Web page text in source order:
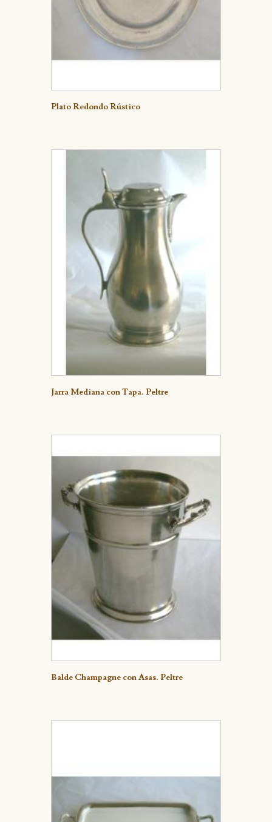
Detalle
Plato Redondo Rústico
Detalle
Jarra Mediana con Tapa. Peltre
Detalle
Balde Champagne con Asas. Peltre